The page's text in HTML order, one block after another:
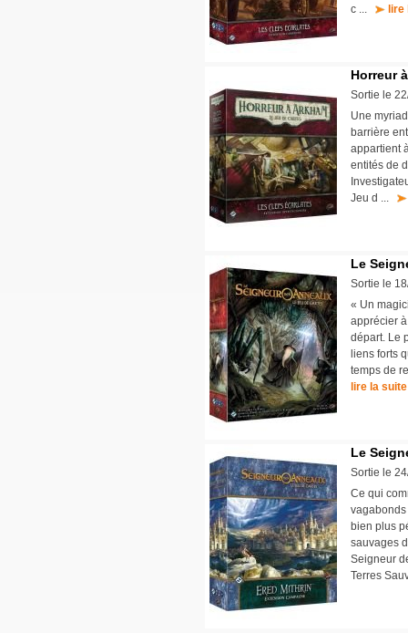
c ...
lire
Horreur
Sortie le
Une
barrière
appartient
entités de
Jeu d ...
Le
Sortie le
« Un
apprécier
départ. Le
liens forts
temps de
lire la suite
Le
Sortie le
Ce qui
bien plus
sauvages
Seigneur
Terres